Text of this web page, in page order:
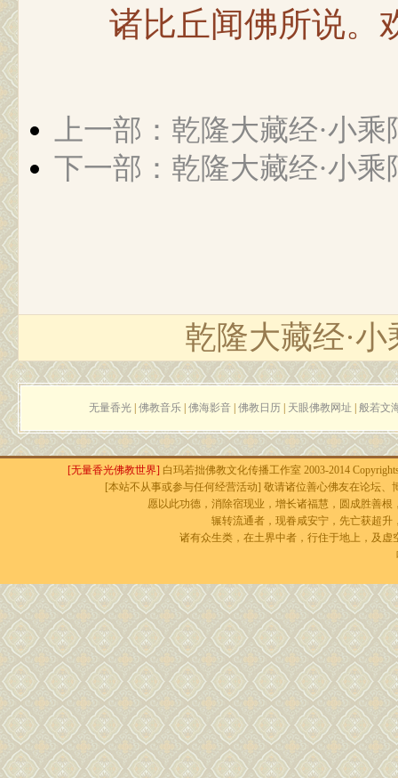
诸比丘闻佛所说。
上一部：乾隆大藏经·小
下一部：乾隆大藏经·小乘
乾隆大藏经·
无量香光 佛教音乐 佛海影音 佛教日历 天眼佛教网址 般若文
[无量香光佛教世界] 白玛若拙佛教文化传播工作室 2003-2014
[本站不从事或参与任何经营活动] 敬请诸位善心佛友在论坛
愿以此功德，消除宿现业，增长诸福慧，圆成胜善
辗转流通者，现眷咸安宁，先亡获超
诸有众生类，在土界中者，行住于地上，及